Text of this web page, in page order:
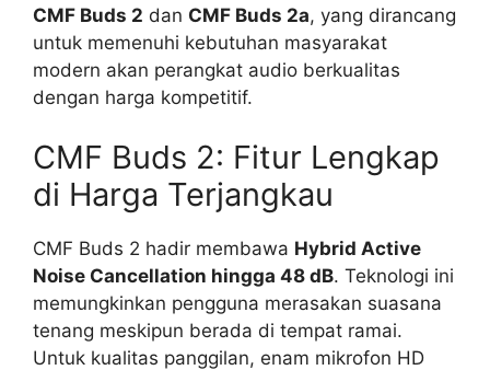
CMF Buds 2 dan CMF Buds 2a, yang dirancang
untuk memenuhi kebutuhan masyarakat
modern akan perangkat audio berkualitas
dengan harga kompetitif.
CMF Buds 2: Fitur Lengkap
di Harga Terjangkau
CMF Buds 2 hadir membawa Hybrid Active
Noise Cancellation hingga 48 dB. Teknologi ini
memungkinkan pengguna merasakan suasana
tenang meskipun berada di tempat ramai.
Untuk kualitas panggilan, enam mikrofon HD